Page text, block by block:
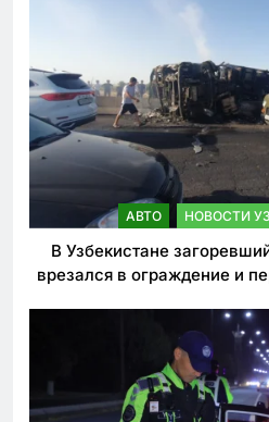
АВТО НОВОСТИ
В Узбекистане
врезался в ограждение и